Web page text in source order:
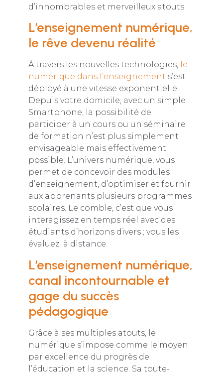
d’innombrables et merveilleux atouts.
L’enseignement numérique,
le rêve devenu réalité
À travers les nouvelles technologies, le
numérique dans l’enseignement s’est
déployé à une vitesse exponentielle.
Depuis votre domicile, avec un simple
Smartphone, la possibilité de
participer à un cours ou un séminaire
de formation n’est plus simplement
envisageable mais effectivement
possible. L’univers numérique, vous
permet de concevoir des modules
d’enseignement, d’optimiser et fournir
aux apprenants plusieurs programmes
scolaires. Le comble, c’est que vous
interagissez en temps réel avec des
étudiants d’horizons divers ; vous les
évaluez à distance.
L’enseignement numérique,
canal incontournable et
gage du succès
pédagogique
Grâce à ses multiples atouts, le
numérique s’impose comme le moyen
par excellence du progrès de
l’éducation et la science. Sa toute-